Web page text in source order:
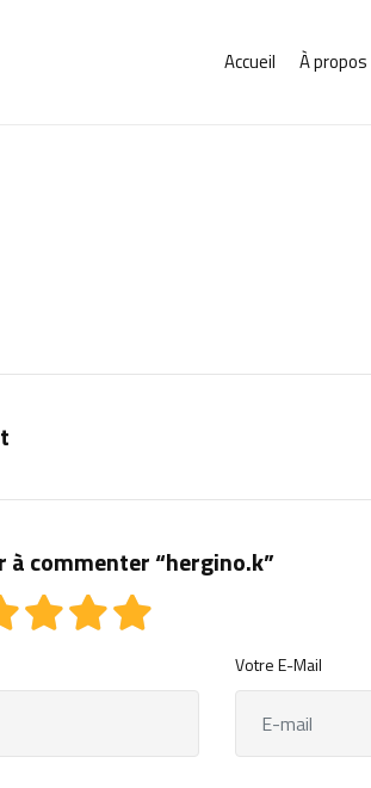
Accueil À propos
à commenter “hergino.k”
Votre E-Mail